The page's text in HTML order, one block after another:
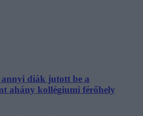
diák jutott be a
ahány kollégiumi férőhely